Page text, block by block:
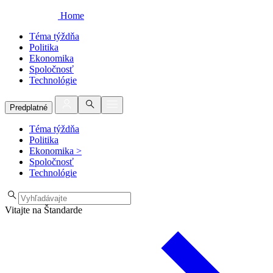
Home
Téma týždňa
Politika
Ekonomika
Spoločnosť
Technológie
Predplatné
Téma týždňa
Politika
Ekonomika >
Spoločnosť
Technológie
Vitajte na Štandarde